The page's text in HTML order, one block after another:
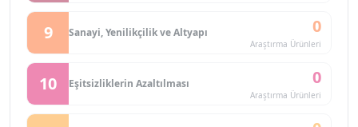
9 Sanayi, Yenilikçilik ve Altyapı 0
Araştırma Ürünleri
10 Eşitsizliklerin Azaltılması 0
Araştırma Ürünleri